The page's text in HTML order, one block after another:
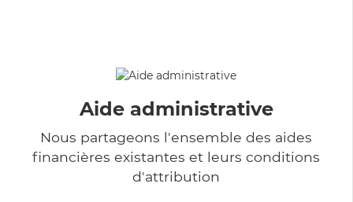
Aide administrative
Nous partageons l'ensemble des aides
financières existantes et leurs conditions
d'attribution